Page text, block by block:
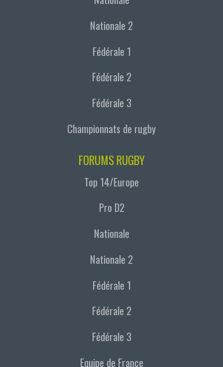
Nationale 2
Fédérale 1
Fédérale 2
Fédérale 3
Championnats de rugby
FORUMS RUGBY
Top 14/Europe
Pro D2
Nationale
Nationale 2
Fédérale 1
Fédérale 2
Fédérale 3
Equipe de France